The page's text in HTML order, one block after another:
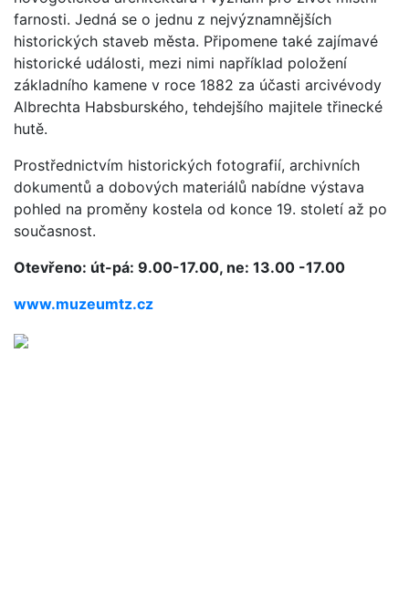
farnosti. Jedná se o jednu z nejvýznamnějších
historických staveb města. Připomene také zajímavé
historické události, mezi nimi například položení
základního kamene v roce 1882 za účasti arcivévody
Albrechta Habsburského, tehdejšího majitele třinecké
hutě.
Prostřednictvím historických fotografií, archivních
dokumentů a dobových materiálů nabídne výstava
pohled na proměny kostela od konce 19. století až po
současnost.
Otevřeno: út-pá: 9.00-17.00, ne: 13.00 -17.00
www.muzeumtz.cz